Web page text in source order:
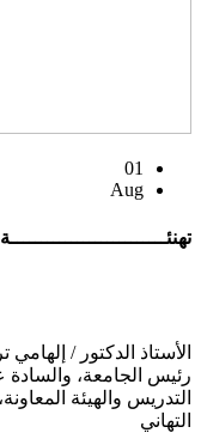
01
Aug
تهنئــــــــــــــــــــــــــة
التهاني